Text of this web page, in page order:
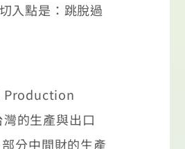
入點是：跳脫過
Production
的生產與出口
分中間財的生產